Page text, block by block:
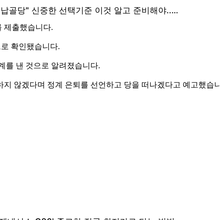
제출했습니다.
확인됐습니다.
를 낸 것으로 알려졌습니다.
않겠다며 정계 은퇴를 선언하고 당을 떠나겠다고 예고했습